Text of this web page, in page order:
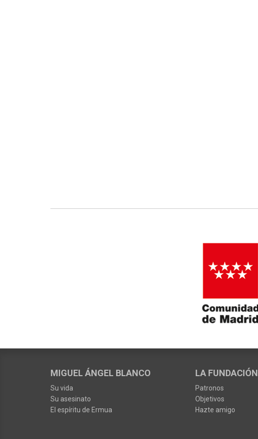
MIGUEL ÁNGEL BLANCO
Su vida
Su asesinato
El espíritu de Ermua
LA FUNDACIÓN
Patronos
Objetivos
Hazte amigo